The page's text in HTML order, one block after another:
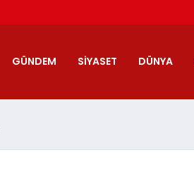
GÜNDEM SIYASET DÜNYA